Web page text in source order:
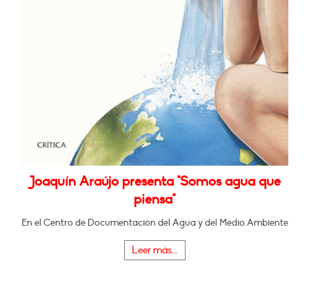
Joaquín Araújo presenta "Somos agua que
piensa"
En el Centro de Documentación del Agua y del Medio Ambiente
Leer más...